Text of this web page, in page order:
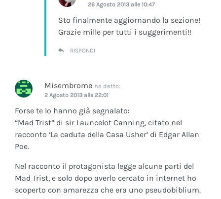
26 Agosto 2013 alle 10:47
Sto finalmente aggiornando la sezione!
Grazie mille per tutti i suggerimenti!!
RISPONDI
Misembrome ha detto:
2 Agosto 2013 alle 22:01
Forse te lo hanno già segnalato:
“Mad Trist” di sir Launcelot Canning, citato nel
racconto ‘La caduta della Casa Usher’ di Edgar Allan
Poe.
Nel racconto il protagonista legge alcune parti del
Mad Trist, e solo dopo averlo cercato in internet ho
scoperto con amarezza che era uno pseudobiblium.